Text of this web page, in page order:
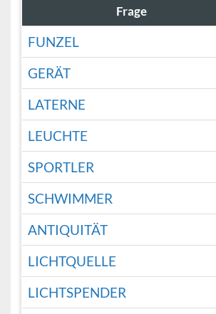
Frage
FUNZEL
GERÄT
LATERNE
LEUCHTE
SPORTLER
SCHWIMMER
ANTIQUITÄT
LICHTQUELLE
LICHTSPENDER